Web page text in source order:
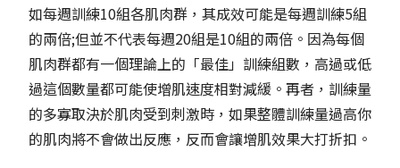
如每週訓練10組各肌肉群，其成效可能是每週訓練5組
的兩倍;但並不代表每週20組是10組的兩倍。因為每個
肌肉群都有一個理論上的「最佳」訓練組數，高過或低
過這個數量都可能使增肌速度相對減緩。再者，訓練量
的多寡取決於肌肉受到刺激時，如果整體訓練量過高你
的肌肉將不會做出反應，反而會讓增肌效果大打折扣。